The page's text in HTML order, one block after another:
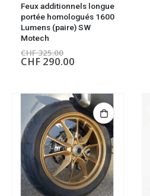
Feux additionnels longue
portée homologués 1600
Lumens (paire) SW
Motech
CHF325.00
CHF 290.00